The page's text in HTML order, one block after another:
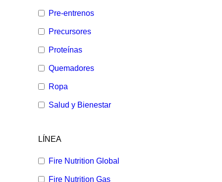
Pre-entrenos
Precursores
Proteínas
Quemadores
Ropa
Salud y Bienestar
LÍNEA
Fire Nutrition Global
Fire Nutrition Gas